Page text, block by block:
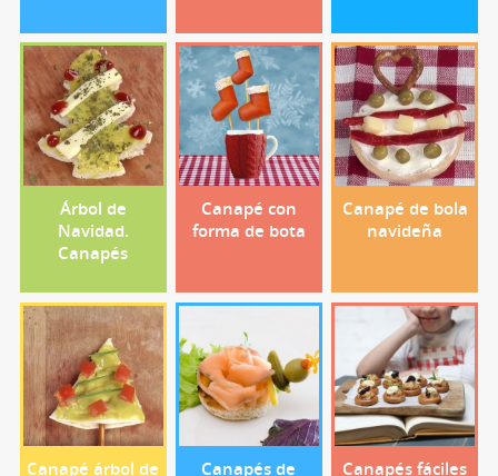
Árbol de
Navidad.
Canapés
Canapé con
forma de bota
Canapé de bola
navideña
Canapé árbol de
Canapés de
Canapés fáciles